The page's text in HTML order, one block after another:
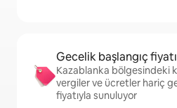
Gecelik başlangıç fiyatı
Kazablanka bölgesindeki
vergiler ve ücretler hariç
fiyatıyla sunuluyor